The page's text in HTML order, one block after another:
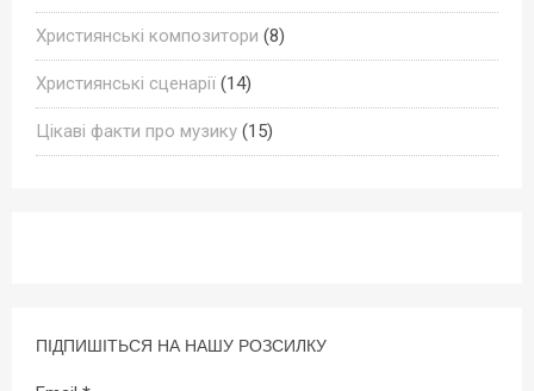
Християнські композитори (8)
Християнські сценарії (14)
Цікаві факти про музику (15)
ПІДПИШІТЬСЯ НА НАШУ РОЗСИЛКУ